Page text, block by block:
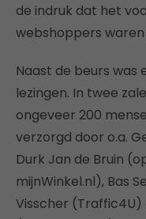
de indruk dat het
webshoppers
Naast de beurs
lezingen. In twee
ongeveer 200
verzorgd door o.a.
Durk Jan de Bruin
mijnWinkel.nl), Bas
Visscher (Traffic4U)